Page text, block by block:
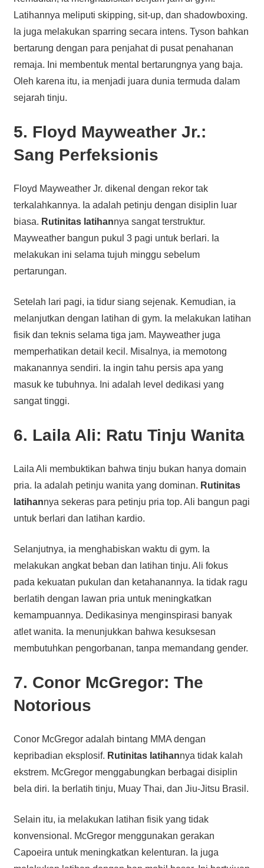
Latihannya meliputi skipping, sit-up, dan shadowboxing.
Ia juga melakukan sparring secara intens. Tyson bahkan
bertarung dengan para penjahat di pusat penahanan
remaja. Ini membentuk mental bertarungnya yang baja.
Oleh karena itu, ia menjadi juara dunia termuda dalam
sejarah tinju.
5. Floyd Mayweather Jr.:
Sang Perfeksionis
Floyd Mayweather Jr. dikenal dengan rekor tak
terkalahkannya. Ia adalah petinju dengan disiplin luar
biasa. Rutinitas latihannya sangat terstruktur.
Mayweather bangun pukul 3 pagi untuk berlari. Ia
melakukan ini selama tujuh minggu sebelum
pertarungan.
Setelah lari pagi, ia tidur siang sejenak. Kemudian, ia
melanjutkan dengan latihan di gym. Ia melakukan latihan
fisik dan teknis selama tiga jam. Mayweather juga
memperhatikan detail kecil. Misalnya, ia memotong
makanannya sendiri. Ia ingin tahu persis apa yang
masuk ke tubuhnya. Ini adalah level dedikasi yang
sangat tinggi.
6. Laila Ali: Ratu Tinju Wanita
Laila Ali membuktikan bahwa tinju bukan hanya domain
pria. Ia adalah petinju wanita yang dominan. Rutinitas
latihannya sekeras para petinju pria top. Ali bangun pagi
untuk berlari dan latihan kardio.
Selanjutnya, ia menghabiskan waktu di gym. Ia
melakukan angkat beban dan latihan tinju. Ali fokus
pada kekuatan pukulan dan ketahanannya. Ia tidak ragu
berlatih dengan lawan pria untuk meningkatkan
kemampuannya. Dedikasinya menginspirasi banyak
atlet wanita. Ia menunjukkan bahwa kesuksesan
membutuhkan pengorbanan, tanpa memandang gender.
7. Conor McGregor: The
Notorious
Conor McGregor adalah bintang MMA dengan
kepribadian eksplosif. Rutinitas latihannya tidak kalah
ekstrem. McGregor menggabungkan berbagai disiplin
bela diri. Ia berlatih tinju, Muay Thai, dan Jiu-Jitsu Brasil.
Selain itu, ia melakukan latihan fisik yang tidak
konvensional. McGregor menggunakan gerakan
Capoeira untuk meningkatkan kelenturan. Ia juga